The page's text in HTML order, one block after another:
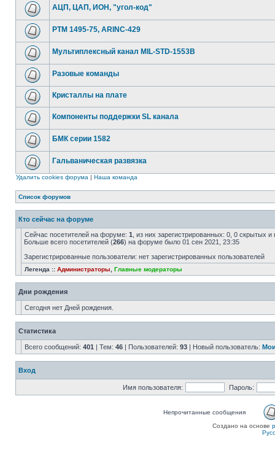
АЦП, ЦАП, ИОН, "угол-код"
РТМ 1495-75, ARINC-429
Мультиплексный канал MIL-STD-1553B
Разовые команды
Кристаллы на плате
Компоненты поддержки SL канала
БМК серии 1582
Гальваническая развязка
Удалить cookies форума | Наша команда
Список форумов
Кто сейчас на форуме
Сейчас посетителей на форуме: 1 , из них зарегистрированных: 0, 0 скрытых
Больше всего посетителей (266) на форуме было 01 сен 2021, 23:35
Зарегистрированные пользователи: нет зарегистрированных пользователей
Легенда :: Администраторы Главные модераторы
Дни рождения
Сегодня нет Дней рождения.
Статистика
Всего сообщений: 401 | Тем: 46 | Пользователей: 93 | Новый пользователь:
Вход
Имя пользователя: Пароль:
Непрочитанные сообщения
Создано на основе